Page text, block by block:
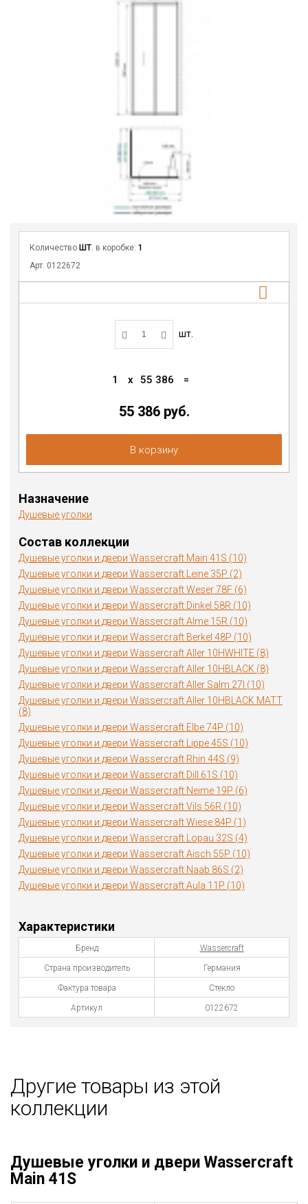
Количество ШТ. в коробке: 1
Арт. 0122672
шт.
1 x 55 386 =
55 386 руб.
В корзину
Назначение
Душевые уголки
Состав коллекции
Душевые уголки и двери Wassercraft Main 41S (10)
Душевые уголки и двери Wassercraft Leine 35P (2)
Душевые уголки и двери Wassercraft Weser 78F (6)
Душевые уголки и двери Wassercraft Dinkel 58R (10)
Душевые уголки и двери Wassercraft Alme 15R (10)
Душевые уголки и двери Wassercraft Berkel 48P (10)
Душевые уголки и двери Wassercraft Aller 10HWHITE (8)
Душевые уголки и двери Wassercraft Aller 10HBLACK (8)
Душевые уголки и двери Wassercraft Aller Salm 27I (10)
Душевые уголки и двери Wassercraft Aller 10HBLACK MATT
(8)
Душевые уголки и двери Wassercraft Elbe 74P (10)
Душевые уголки и двери Wassercraft Lippe 45S (10)
Душевые уголки и двери Wassercraft Rhin 44S (9)
Душевые уголки и двери Wassercraft Dill 61S (10)
Душевые уголки и двери Wassercraft Neime 19P (6)
Душевые уголки и двери Wassercraft Vils 56R (10)
Душевые уголки и двери Wassercraft Wiese 84P (1)
Душевые уголки и двери Wassercraft Lopau 32S (4)
Душевые уголки и двери Wassercraft Aisch 55P (10)
Душевые уголки и двери Wassercraft Naab 86S (2)
Душевые уголки и двери Wassercraft Aula 11P (10)
Характеристики
Бренд Wassercraft
Страна производитель Германия
Фактура товара Стекло
Артикул 0122672
Другие товары из этой
коллекции
Душевые уголки и двери Wassercraft
Main 41S